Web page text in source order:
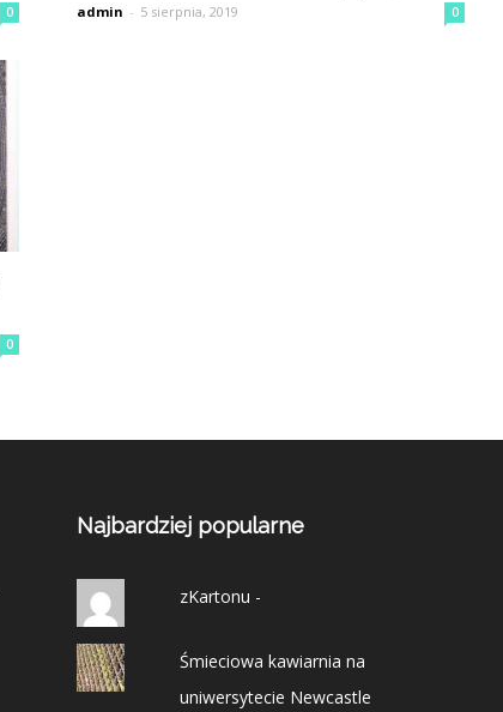
0 admin - 5 sierpnia, 2019 0
0
Najbardziej popularne
zKartonu -
Śmieciowa kawiarnia na
uniwersytecie Newcastle